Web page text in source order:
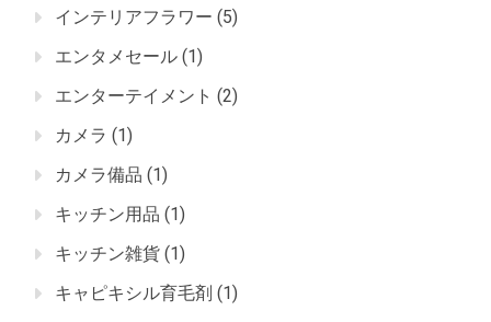
インテリアフラワー (5)
エンタメセール (1)
エンターテイメント (2)
カメラ (1)
カメラ備品 (1)
キッチン用品 (1)
キッチン雑貨 (1)
キャピキシル育毛剤 (1)